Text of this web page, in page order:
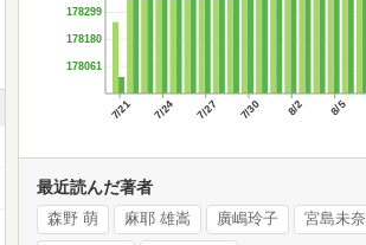
7/21 7/24 7/27 7/30 8/2 8/5
178061
178180
178299
最近読んだ著者
森野 萌 麻耶 雄嵩 廣嶋玲子 宮島未奈